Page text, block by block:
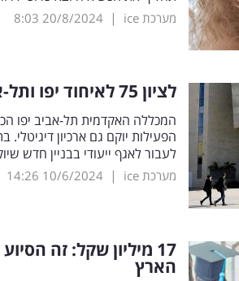
מערכת ice |
20/8/2024
8:03
לציון 75 לאיחוד יפו ותל-אביב: זה המהלך המסקרן
המכללה האקדמית תל-אביב יפו
הפעילות יוקם גם ארכיון
לעבור לאגף ייעודי בבניין חדש
מערכת ice |
10/6/2024
14:26
17 מיליון שקל: זה
הארץ